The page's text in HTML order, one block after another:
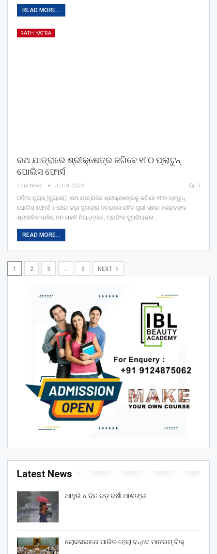
READ MORE...
RATH YATRA
ରଥ ଯାତ୍ରାରେ ଶ୍ରୀକ୍ଷେତ୍ର ଜଗିବେ ୧୮୦ ପ୍ଲାଟୁନ୍
ପୋଲିସ ଫୋର୍ସ
Odia News Jun 8, 2023 0
ଓଡ଼ିଆ ନ୍ୟୁଜ୍ (ବ୍ୟୁରୋ): ରଥ ଯାତ୍ରାରେ ଶ୍ରୀକ୍ଷେତ୍ରକୁ ଜଗିବେ ୧୮୦ ପ୍ଲାଟୁନ୍
ପୋଲିସ ଫୋର୍ସ । ଏଥର କଡ଼ା ସୁରକ୍ଷା ବଳୟରେ ରହିବ ପୁରୀ ସହର । ଭକ୍ତଙ୍କ
ଶୃଙ୍ଖଳିତ ଦର୍ଶନ, ଜନ ଗହଳି ନିୟନ୍ତ୍ରଣ, ଟ୍ରାଫିକ ସୁପରିଚାଳନା…
READ MORE...
1 2 3 … 5 NEXT
Latest News
ଆହୁରି ୪ ଦିନ ବଡ଼ ବର୍ଷା ଆଶଙ୍କା
ଲୋକସଭାରେ ପାରିତ ହେଲା ବନ୍ଦେ ମାତରମ୍‌ ବିଲ୍‌